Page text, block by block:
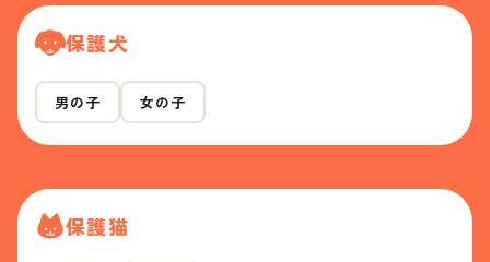
保護犬
男の子 女の子
保護猫